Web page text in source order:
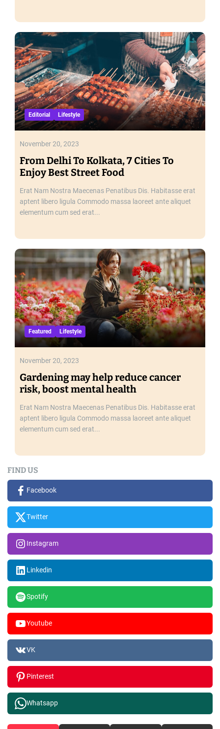
Editorial Lifestyle
November 20, 2023
From Delhi To Kolkata, 7 Cities To
Enjoy Best Street Food
Erat Nam Nostra Maecenas Penatibus Dis. Habitasse erat
aptent libero ligula Commodo massa laoreet ante aliquet
elementum cum sed erat...
Featured Lifestyle
November 20, 2023
Gardening may help reduce cancer
risk, boost mental health
Erat Nam Nostra Maecenas Penatibus Dis. Habitasse erat
aptent libero ligula Commodo massa laoreet ante aliquet
elementum cum sed erat...
FIND US
Facebook
Twitter
Instagram
Linkedin
Spotify
Youtube
VK
Pinterest
Whatsapp